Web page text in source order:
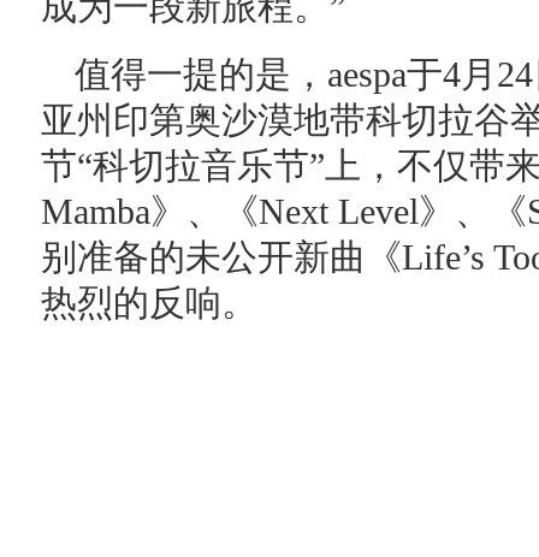
值得一提的是，aespa于4月
亚州印第奥沙漠地带科切拉谷
节“科切拉音乐节”上，不仅带
Mamba》、《Next Level》、
别准备的未公开新曲《Life’s
热烈的反响。